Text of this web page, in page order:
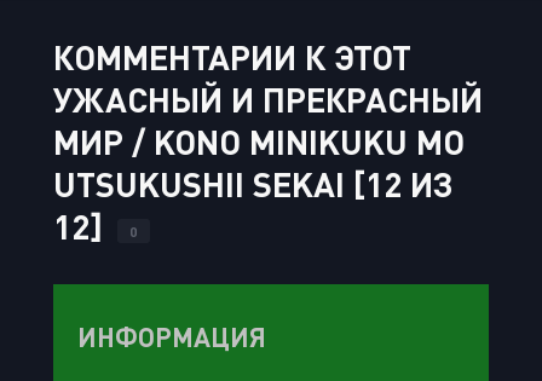
КОММЕНТАРИИ К ЭТОТ
УЖАСНЫЙ И ПРЕКРАСНЫЙ
МИР / KONO MINIKUKU MO
UTSUKUSHII SEKAI [12 ИЗ
12]
0
ИНФОРМАЦИЯ